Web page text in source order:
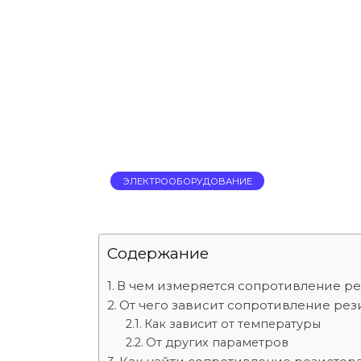
ЭЛЕКТРООБОРУДОВАНИЕ
Содержание
В чем измеряется сопротивление
От чего зависит сопротивление
Как зависит от температуры
От других параметров